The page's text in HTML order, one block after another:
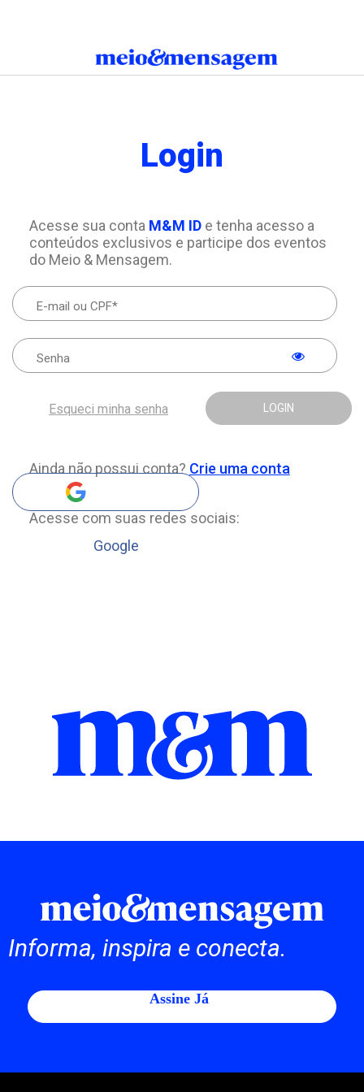
Login
Acesse sua conta M&M IDe tenha acesso a
conteúdos exclusivos e participe dos eventos
do Meio & Mensagem.
LOGIN
Esqueci minha senha
Ainda não possui conta? Crie uma conta
Acesse com suas redes sociais:
Google
Informa, inspira e conecta.
Assine Já